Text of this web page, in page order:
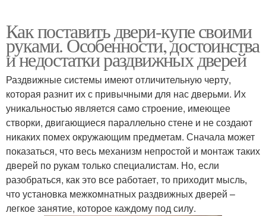
Как поставить двери-купе своими
руками. Особенности, достоинства
и недостатки раздвижных дверей
Раздвижные системы имеют отличительную черту,
которая разнит их с привычными для нас дверьми. Их
уникальностью является само строение, имеющее
створки, двигающиеся параллельно стене и не создают
никаких помех окружающим предметам. Сначала может
показаться, что весь механизм непростой и монтаж таких
дверей по рукам только специалистам. Но, если
разобраться, как это все работает, то приходит мысль,
что установка межкомнатных раздвижных дверей –
легкое занятие, которое каждому под силу.